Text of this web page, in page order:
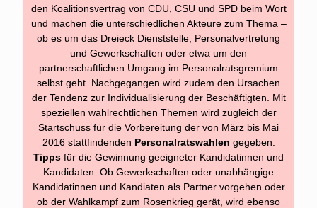
den Koalitionsvertrag von CDU, CSU und SPD beim Wort
und machen die unterschiedlichen Akteure zum Thema –
ob es um das Dreieck Dienststelle, Personalvertretung
und Gewerkschaften oder etwa um den
partnerschaftlichen Umgang im Personalratsgremium
selbst geht. Nachgegangen wird zudem den Ursachen
der Tendenz zur Individualisierung der Beschäftigten. Mit
speziellen wahlrechtlichen Themen wird zugleich der
Startschuss für die Vorbereitung der von März bis Mai
2016 stattfindenden Personalratswahlen gegeben.
Tipps für die Gewinnung geeigneter Kandidatinnen und
Kandidaten. Ob Gewerkschaften oder unabhängige
Kandidatinnen und Kandiaten als Partner vorgehen oder
ob der Wahlkampf zum Rosenkrieg gerät, wird ebenso